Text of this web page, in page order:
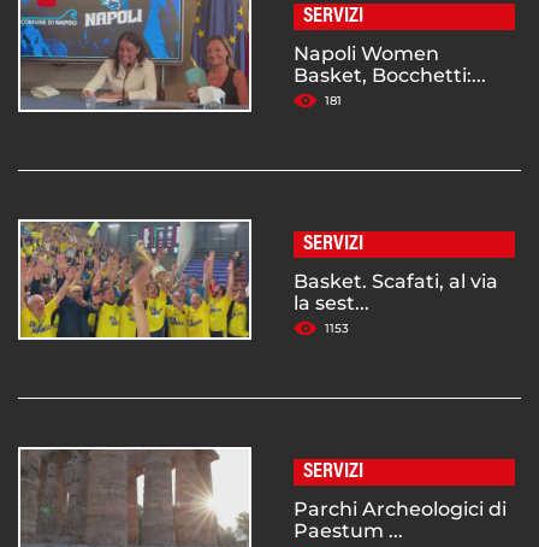
SERVIZI
Napoli Women
Basket, Bocchetti:...
181
SERVIZI
Basket. Scafati, al via
la sest...
1153
SERVIZI
Parchi Archeologici di
Paestum ...